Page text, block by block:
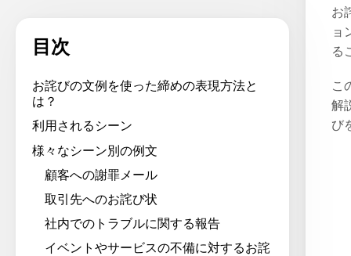
目次
お詫びの文例を使った締めの表現方法と
は？
利用されるシーン
様々なシーン別の例文
顧客への謝罪メール
取引先へのお詫び状
社内でのトラブルに関する報告
イベントやサービスの不備に対するお詫
お
ョ
る
こ
解
び